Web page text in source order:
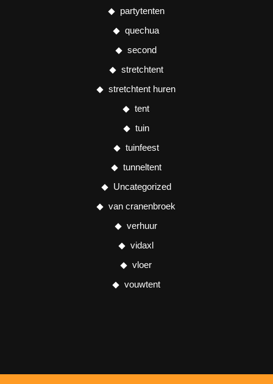
partytenten
quechua
second
stretchtent
stretchtent huren
tent
tuin
tuinfeest
tunneltent
Uncategorized
van cranenbroek
verhuur
vidaxl
vloer
vouwtent